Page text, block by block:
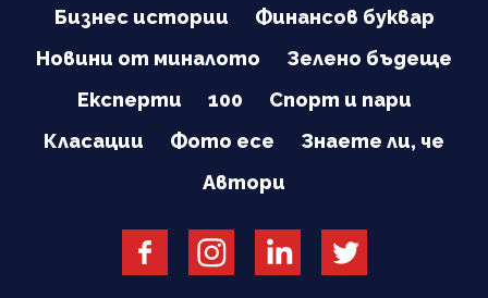
Бизнес истории
Финансов буквар
Новини от миналото
Зелено бъдеще
Експерти
100
Спорт и пари
Класации
Фото есе
Знаете ли, че
Автори